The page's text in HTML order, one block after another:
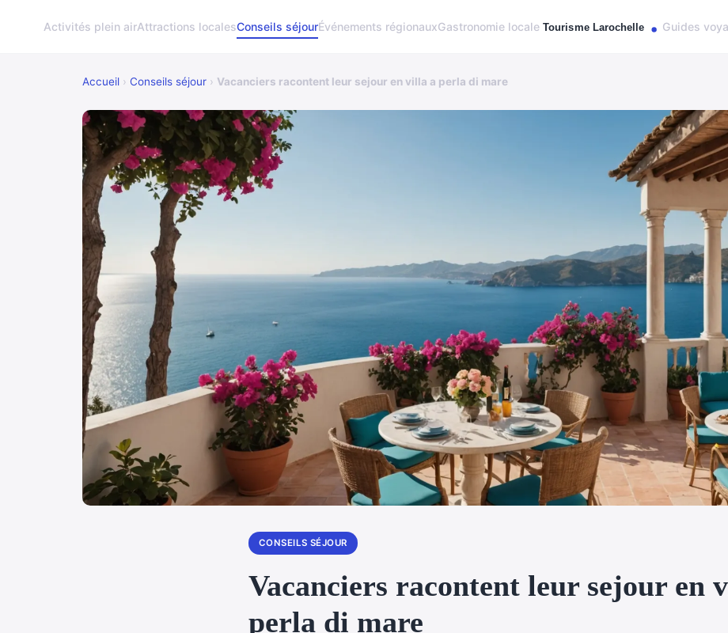
Activités plein airAttractions localesConseils séjourÉvénements régionauxGastronomie locale Guides
Accueil › Conseils séjour › Vacanciers racontent leur sejour en villa a perla di mare
CONSEILS SÉJOUR
Vacanciers racontent leur sejour en
perla di mare